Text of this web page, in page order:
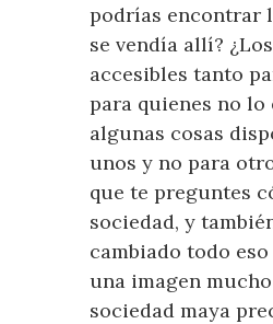
podrías encontrar
se vendía allí?
accesibles tanto
para quienes no lo
algunas cosas
unos y no para
que te preguntes
sociedad, y
cambiado todo
una imagen
sociedad maya